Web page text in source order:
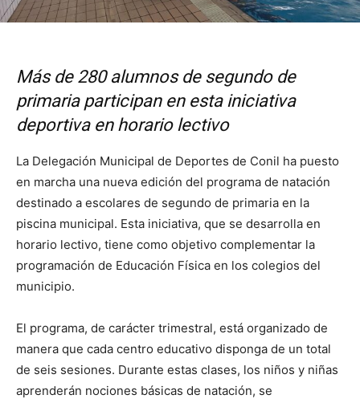
Más de 280 alumnos de segundo de
primaria participan en esta iniciativa
deportiva en horario lectivo
La Delegación Municipal de Deportes de Conil ha puesto
en marcha una nueva edición del programa de natación
destinado a escolares de segundo de primaria en la
piscina municipal. Esta iniciativa, que se desarrolla en
horario lectivo, tiene como objetivo complementar la
programación de Educación Física en los colegios del
municipio.
El programa, de carácter trimestral, está organizado de
manera que cada centro educativo disponga de un total
de seis sesiones. Durante estas clases, los niños y niñas
aprenderán nociones básicas de natación, se